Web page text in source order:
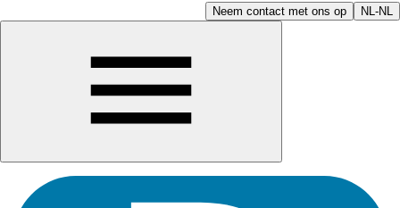
Neem contact met ons op NL-NL